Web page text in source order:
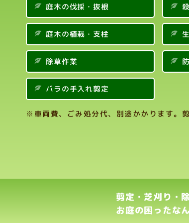
庭木の伐採・抜根
庭木の植栽・支柱
除草作業
バラの手入れ剪定
※車両費、ごみ処分代、別途かかります。
剪定・芝刈り・
お庭の困ったな